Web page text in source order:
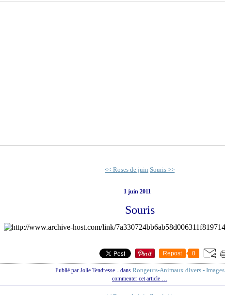
<< Roses de juin Souris >>
1 juin 2011
Souris
Repost 0
Publié par Jolie Tendresse -dans Rongeurs-Animaux divers - Images
commenter cet article …